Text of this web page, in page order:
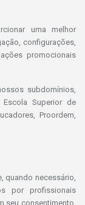
uma melhor
configurações,
promocionais
subdomínios,
Superior de
Proordem,
quando necessário,
por profissionais
seu consentimento,